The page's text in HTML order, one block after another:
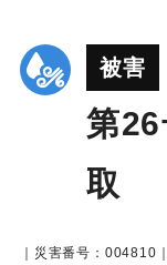
被害
第
取
｜災害番号：004810